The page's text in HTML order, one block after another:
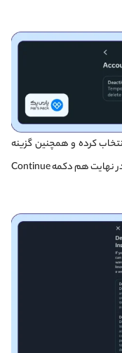
کرده و همچنین گزینه
Delete account یا حذف دائم را انتخاب نمایید. در نهایت هم دکمه Continue